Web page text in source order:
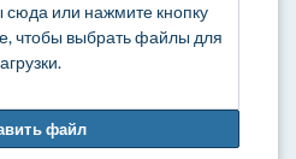
или нажмите кнопку
чтобы выбрать файлы для
файл